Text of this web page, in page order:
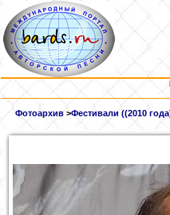
Фотоархив >Фестивали ((2010